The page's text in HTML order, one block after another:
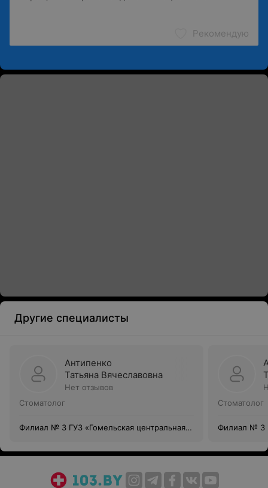
Рекомендую
Другие специалисты
Антипенко
Татьяна Вячеславовна
Нет отзывов
Стоматолог
Филиал № 3 ГУЗ «Гомельская центральная
Стоматолог
Филиал № 3